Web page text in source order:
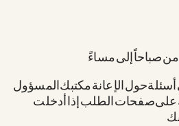
مساءً
حول الإعانة: مكتبك المسؤول.
على صفحات الطلب إذا أدخلت